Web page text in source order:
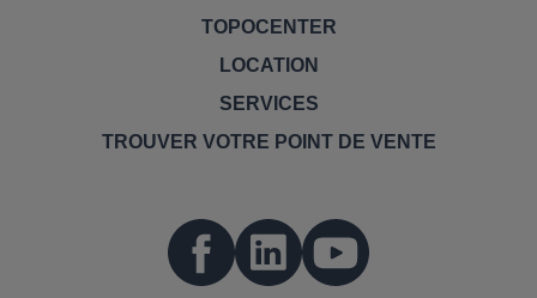
TOPOCENTER
LOCATION
SERVICES
TROUVER VOTRE POINT DE VENTE